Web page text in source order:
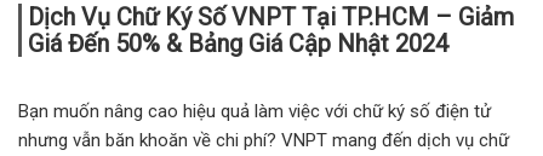
Dịch Vụ Chữ Ký Số VNPT Tại TP.HCM – Giảm
Giá Đến 50% & Bảng Giá Cập Nhật 2024
Bạn muốn nâng cao hiệu quả làm việc với chữ ký số điện tử
nhưng vẫn băn khoăn về chi phí? VNPT mang đến dịch vụ chữ